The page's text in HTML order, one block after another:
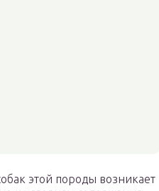
этой породы возникает